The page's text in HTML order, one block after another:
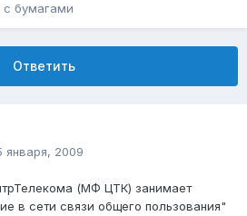
с бумагами
Ответить
января, 2009
(МФ ЦТК) занимает
в сети связи общего пользования"